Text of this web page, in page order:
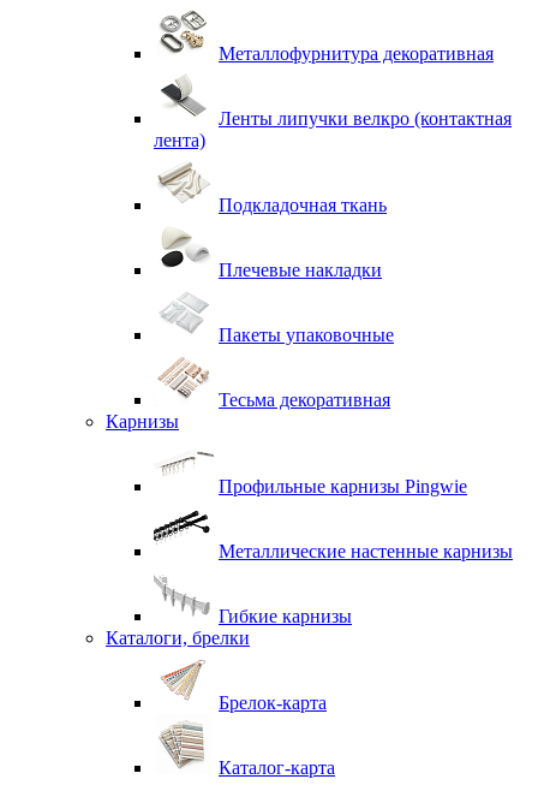
Металлофурнитура декоративная
Ленты липучки велкро (контактная
лента)
Подкладочная ткань
Плечевые накладки
Пакеты упаковочные
Тесьма декоративная
Карнизы
Профильные карнизы Pingwie
Металлические настенные карнизы
Гибкие карнизы
Каталоги, брелки
Брелок-карта
Каталог-карта